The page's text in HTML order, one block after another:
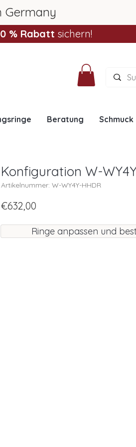
Germany
% Rabatt sichern!
Beratung Schmuck
Konfiguration W-
Artikelnummer: W-WY4Y-HHDR
€632,00
Ringe anpassen und